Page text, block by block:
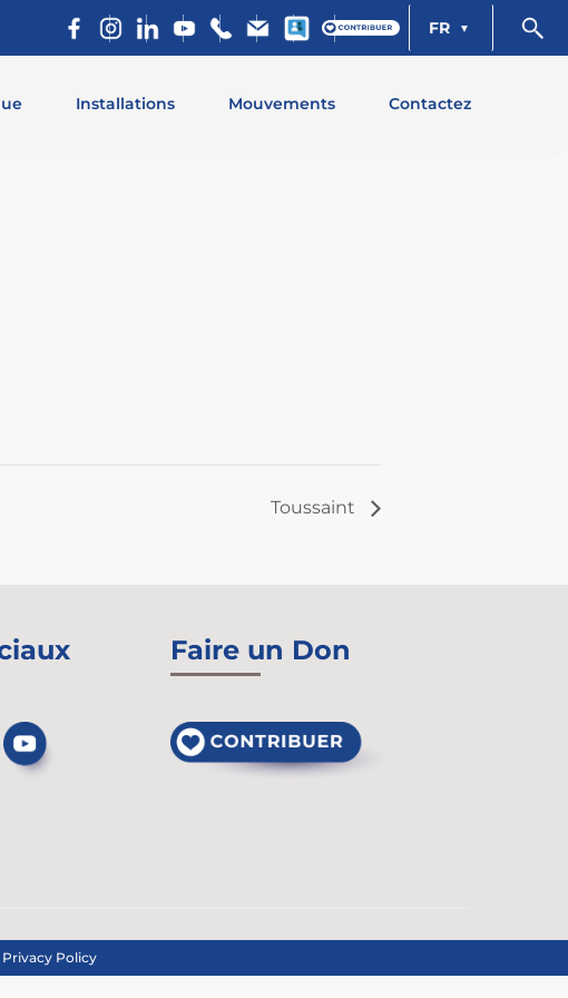
FR
Installations Mouvements Contactez
Toussaint
Faire un Don
Privacy Policy